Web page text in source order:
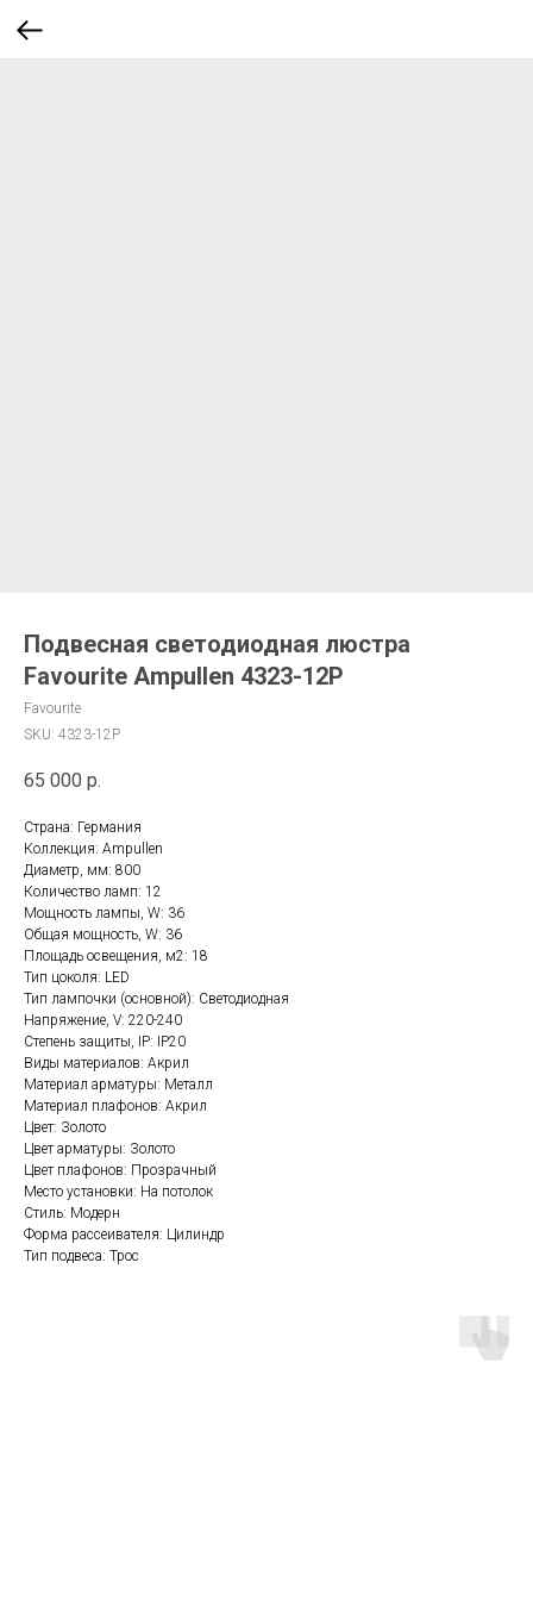
Подвесная светодиодная люстра
Favourite Ampullen 4323-12P
Favourite
SKU: 4323-12P
65 000 р.
Страна: Германия
Коллекция: Ampullen
Диаметр, мм: 800
Количество ламп: 12
Мощность лампы, W: 36
Общая мощность, W: 36
Площадь освещения, м2: 18
Тип цоколя: LED
Тип лампочки (основной): Светодиодная
Напряжение, V: 220-240
Степень защиты, IP: IP20
Виды материалов: Акрил
Материал арматуры: Металл
Материал плафонов: Акрил
Цвет: Золото
Цвет арматуры: Золото
Цвет плафонов: Прозрачный
Место установки: На потолок
Стиль: Модерн
Форма рассеивателя: Цилиндр
Тип подвеса: Трос